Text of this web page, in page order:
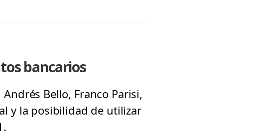
bancarios
Bello, Franco Parisi,
y la posibilidad de utilizar